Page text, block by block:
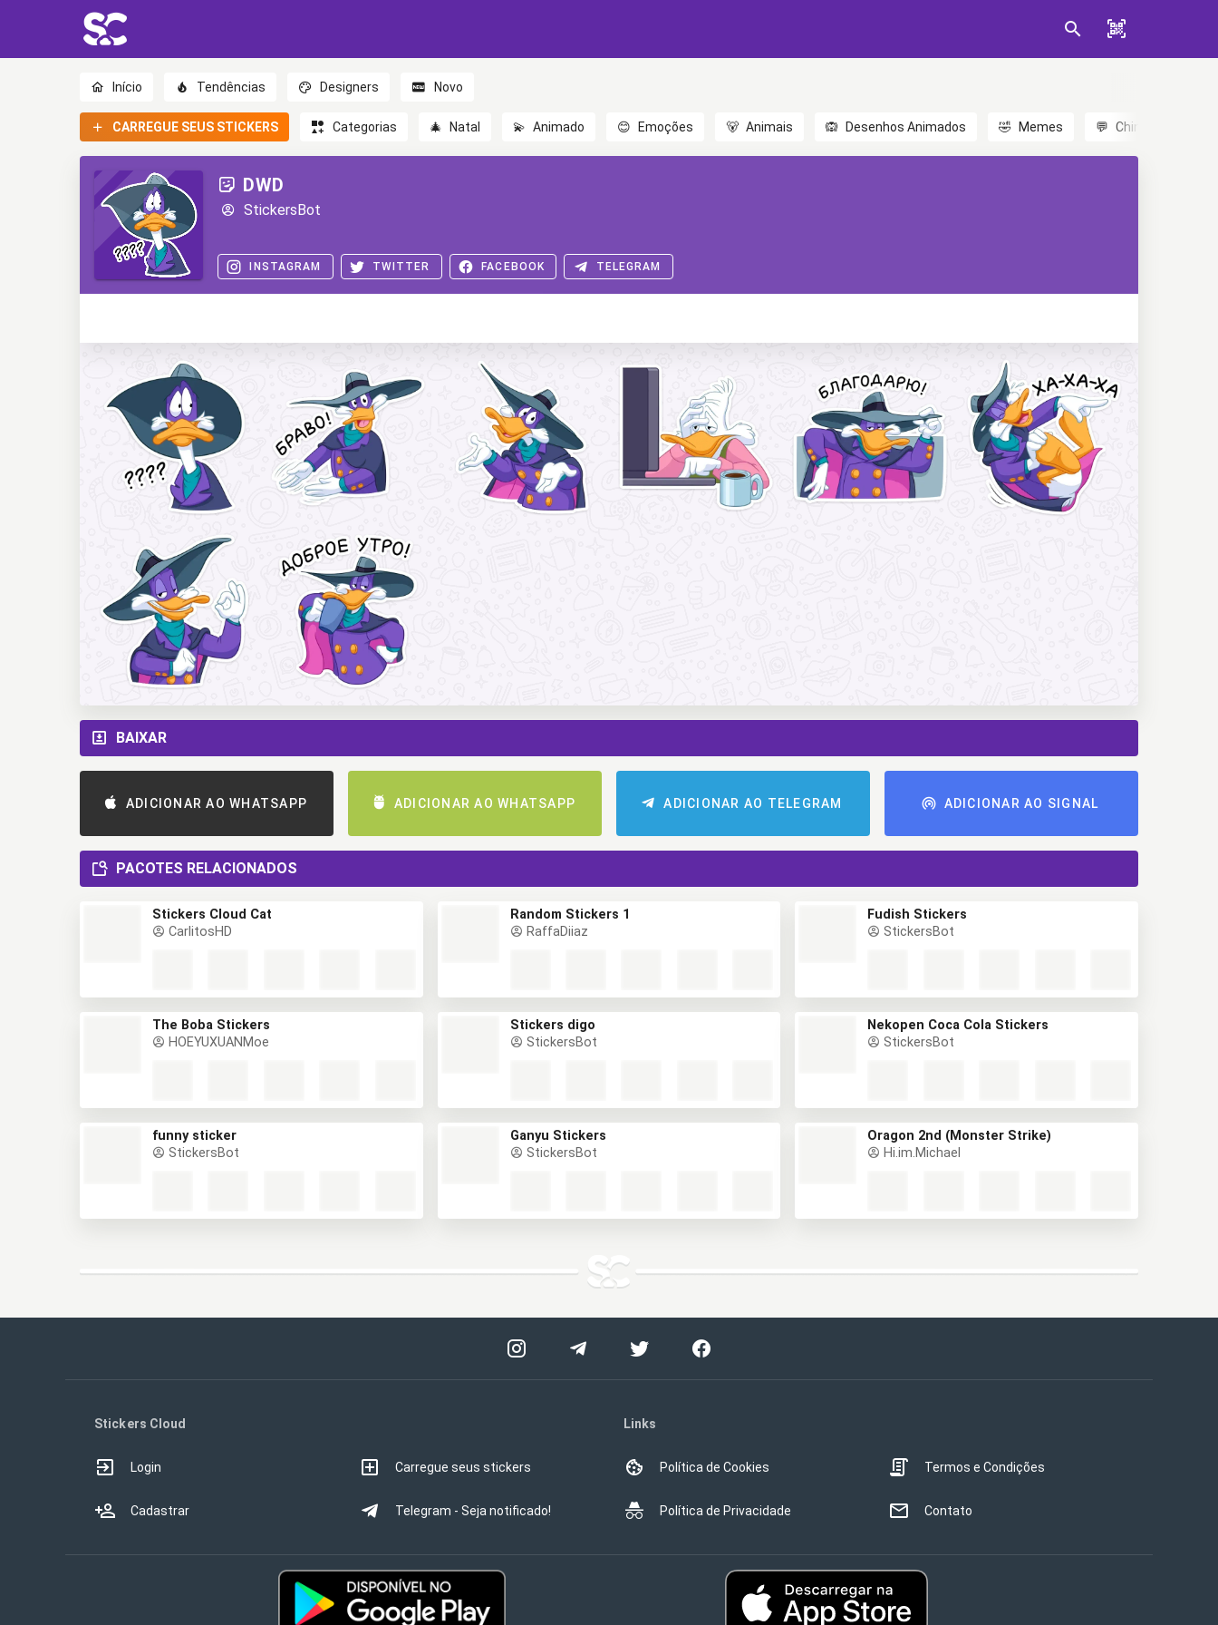
Início Tendências Designers Novo
CARREGUE SEUS STICKERS Categorias 🎄 Natal 💫 Animado 😊 Emoções 🐻 Animais 🙉 Desenhos Animados 🤣 Memes 💬 Chinês
DWD
StickersBot
INSTAGRAM TWITTER FACEBOOK TELEGRAM
BAIXAR
ADICIONAR AO WHATSAPP ADICIONAR AO WHATSAPP ADICIONAR AO TELEGRAM ADICIONAR AO SIGNAL
PACOTES RELACIONADOS
Stickers Cloud Cat
CarlitosHD
Random Stickers 1
RaffaDiiaz
Fudish Stickers
StickersBot
The Boba Stickers
HOEYUXUANMoe
Stickers digo
StickersBot
Nekopen Coca Cola Stickers
StickersBot
funny sticker
StickersBot
Ganyu Stickers
StickersBot
Oragon 2nd (Monster Strike)
Hi.im.Michael
Stickers Cloud
Login
Cadastrar
Carregue seus stickers
Telegram - Seja notificado!
Links
Política de Cookies
Política de Privacidade
Termos e Condições
Contato